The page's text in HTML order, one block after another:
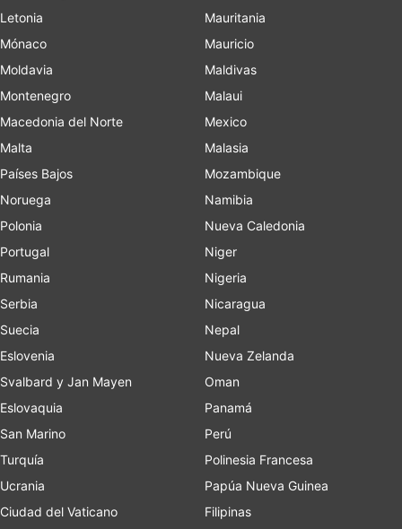
Letonia
Mónaco
Moldavia
Montenegro
Macedonia del Norte
Malta
Países Bajos
Noruega
Polonia
Portugal
Rumania
Serbia
Suecia
Eslovenia
Svalbard y Jan Mayen
Eslovaquia
San Marino
Turquía
Ucrania
Ciudad del Vaticano
Mauritania
Mauricio
Maldivas
Malaui
Mexico
Malasia
Mozambique
Namibia
Nueva Caledonia
Niger
Nigeria
Nicaragua
Nepal
Nueva Zelanda
Oman
Panamá
Perú
Polinesia Francesa
Papúa Nueva Guinea
Filipinas